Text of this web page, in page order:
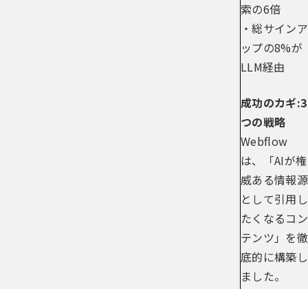
索の6倍
・総サインア
ップの8%が
LLM経由
成功のカギ:3
つの戦略
Webflow
は、「AIが権
威ある情報源
として引用し
たくなるコン
テンツ」を徹
底的に構築し
ました。